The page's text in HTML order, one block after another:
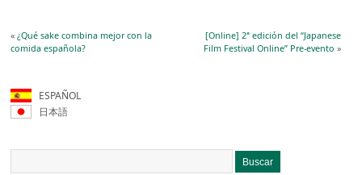
«¿Qué sake combina mejor con la
comida española?
[Online] 2ª edición del “Japanese
Film Festival Online” Pre-evento »
ESPAÑOL
日本語